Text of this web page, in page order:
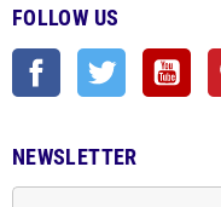
FOLLOW US
Facebook Twitter
NEWSLETTER